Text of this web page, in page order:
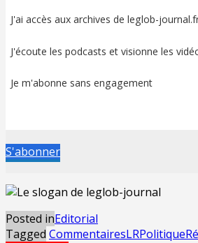
J'ai accès aux archives de leglob-
J'écoute les podcasts et visionne les
Je m'abonne sans engagement
S'abonner
Posted inEditorial
Tagged CommentairesLRPolitique